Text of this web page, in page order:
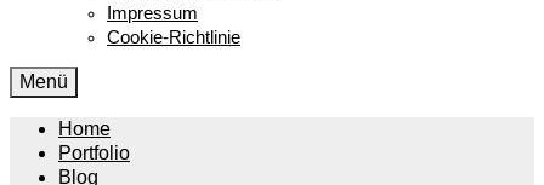
Impressum
Cookie-Richtlinie
Menü
Home
Portfolio
Blog